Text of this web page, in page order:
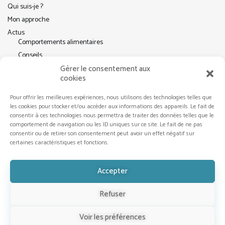
Gérer le consentement aux
cookies
Pour offrir les meilleures expériences, nous utilisons des technologies telles que
les cookies pour stocker et/ou accéder aux informations des appareils. Le fait de
consentir à ces technologies nous permettra de traiter des données telles que le
comportement de navigation ou les ID uniques sur ce site. Le fait de ne pas
consentir ou de retirer son consentement peut avoir un effet négatif sur
certaines caractéristiques et fonctions.
Accepter
Refuser
Voir les préférences
Qui suis-je ?
Mon approche
Actus
Comportements alimentaires
Conseils
Pleine conscience
RÉSEAUX SOCIAUX